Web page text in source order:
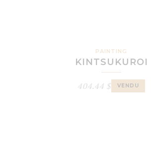
PAINTING
KINTSUKUROI
404.44 $ VENDU